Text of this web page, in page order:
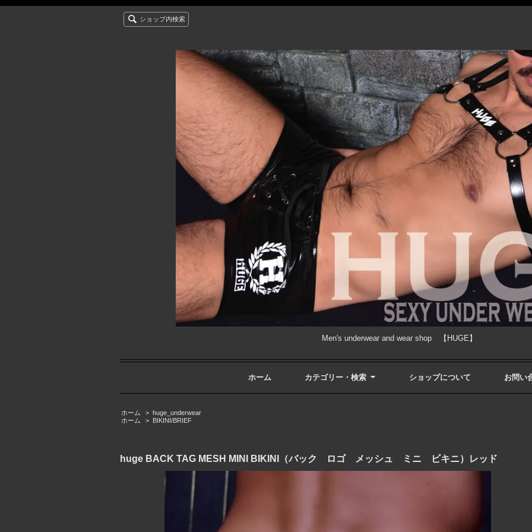
ショップ内検索
Men's underwear and wear shop 【HUGE】
ホーム カテゴリー・検索 ショップについて お問い
ホーム > huge_underwear
ホーム
> BIKINI/BRIEF
huge BACK TAG MESH MINI BIKINI（バック ロゴ メッシュ ミニ ビキニ）レッド